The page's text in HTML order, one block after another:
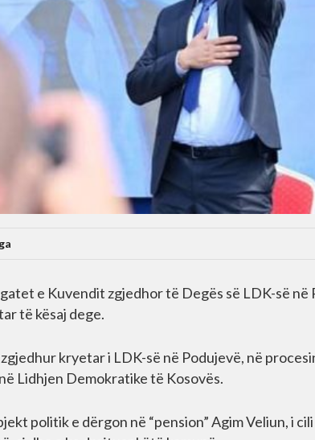
e Kuvendit zgjedhor të Degës së LDK-së
të kësaj dege.
kryetar i LDK-së në Podujevë, në
Lidhjen Demokratike të Kosovës.
politik e dërgon në “pension” Agim Veliun, i